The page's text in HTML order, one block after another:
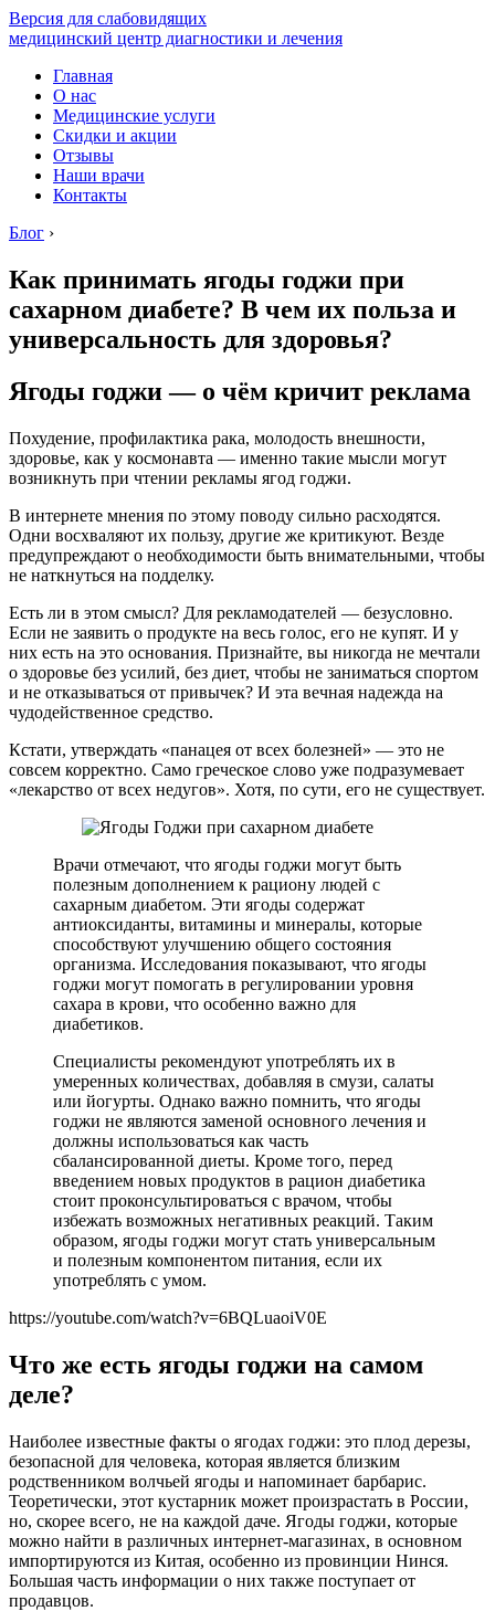
Версия для слабовидящих
медицинский центр диагностики и лечения
Главная
О нас
Медицинские услуги
Скидки и акции
Отзывы
Наши врачи
Контакты
Блог ›
Как принимать ягоды годжи при
сахарном диабете? В чем их польза и
универсальность для здоровья?
Ягоды годжи — о чём кричит реклама
Похудение, профилактика рака, молодость внешности,
здоровье, как у космонавта — именно такие мысли могут
возникнуть при чтении рекламы ягод годжи.
В интернете мнения по этому поводу сильно расходятся.
Одни восхваляют их пользу, другие же критикуют. Везде
предупреждают о необходимости быть внимательными, чтобы
не наткнуться на подделку.
Есть ли в этом смысл? Для рекламодателей — безусловно.
Если не заявить о продукте на весь голос, его не купят. И у
них есть на это основания. Признайте, вы никогда не мечтали
о здоровье без усилий, без диет, чтобы не заниматься спортом
и не отказываться от привычек? И эта вечная надежда на
чудодейственное средство.
Кстати, утверждать «панацея от всех болезней» — это не
совсем корректно. Само греческое слово уже подразумевает
«лекарство от всех недугов». Хотя, по сути, его не существует.
Врачи отмечают, что ягоды годжи могут быть
полезным дополнением к рациону людей с
сахарным диабетом. Эти ягоды содержат
антиоксиданты, витамины и минералы, которые
способствуют улучшению общего состояния
организма. Исследования показывают, что ягоды
годжи могут помогать в регулировании уровня
сахара в крови, что особенно важно для
диабетиков.
Специалисты рекомендуют употреблять их в
умеренных количествах, добавляя в смузи, салаты
или йогурты. Однако важно помнить, что ягоды
годжи не являются заменой основного лечения и
должны использоваться как часть
сбалансированной диеты. Кроме того, перед
введением новых продуктов в рацион диабетика
стоит проконсультироваться с врачом, чтобы
избежать возможных негативных реакций. Таким
образом, ягоды годжи могут стать универсальным
и полезным компонентом питания, если их
употреблять с умом.
https://youtube.com/watch?v=6BQLuaoiV0E
Что же есть ягоды годжи на самом
деле?
Наиболее известные факты о ягодах годжи: это плод дерезы,
безопасной для человека, которая является близким
родственником волчьей ягоды и напоминает барбарис.
Теоретически, этот кустарник может произрастать в России,
но, скорее всего, не на каждой даче. Ягоды годжи, которые
можно найти в различных интернет-магазинах, в основном
импортируются из Китая, особенно из провинции Нинся.
Большая часть информации о них также поступает от
продавцов.